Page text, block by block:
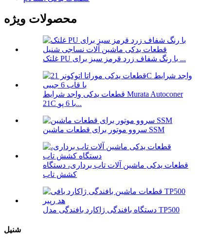
محصولات ویژه
غلتک PU با رنگ شفاف زرد قرمز سبز برای ...
قطعات یدکی واجد شرایط Murata Autoconer
21C با 6 پو...
سروو موتور برای قطعات ماشین SSM
قطعات یدکی ماشین آلات تاب برداری، دستگاه
کشش تاب
دستگاه بافندگی ژاکارد بافندگی مدل TP500
شنیل